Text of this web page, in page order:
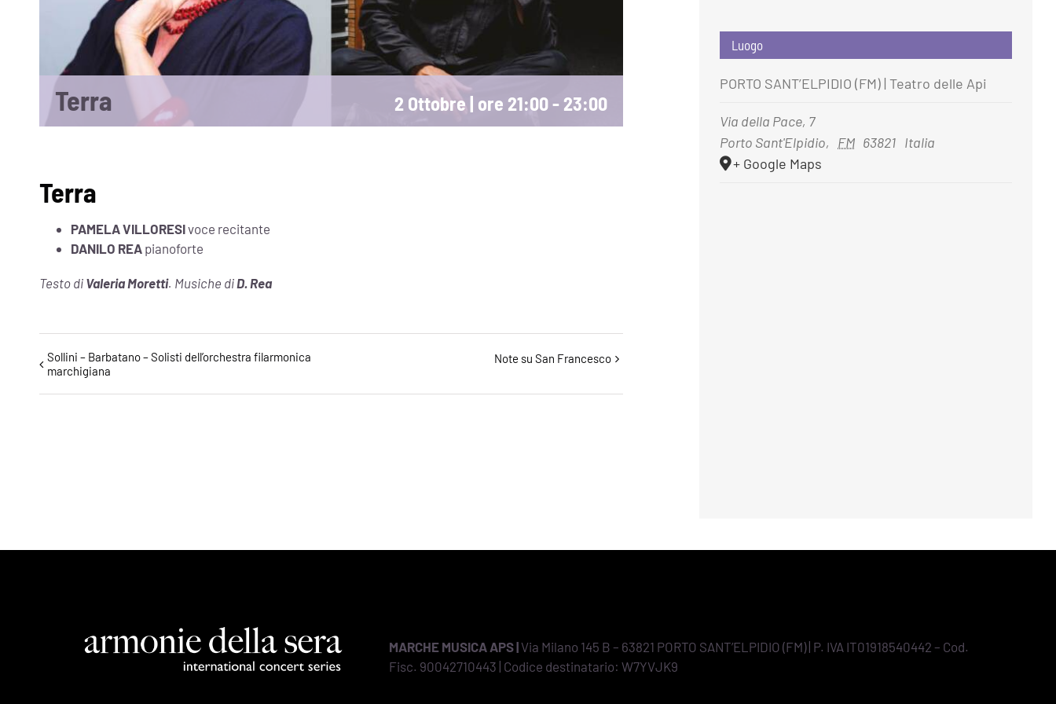
Terra 2 Ottobre | ore 21:00- 23:00
Terra
PAMELA VILLORESIvoce recitante
DANILO REA pianoforte
Testo di Valeria Moretti. Musiche diD. Rea
Evento
Sollini – Barbatano – Solisti dell’orchestra filarmonica
marchigiana
Note su San Francesco
Luogo
PORTO SANT’ELPIDIO (FM) | Teatro delle Api
Via della Pace, 7
Porto Sant'Elpidio, FM 63821 Italia
+ Google Maps
MARCHE MUSICA APS |Via Milano 145 B – 63821 PORTO SANT’ELPIDIO (FM) | P. IVA IT01918540442 – Cod.
Fisc. 90042710443 | Codice destinatario: W7YVJK9